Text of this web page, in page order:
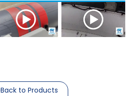
Back to Products